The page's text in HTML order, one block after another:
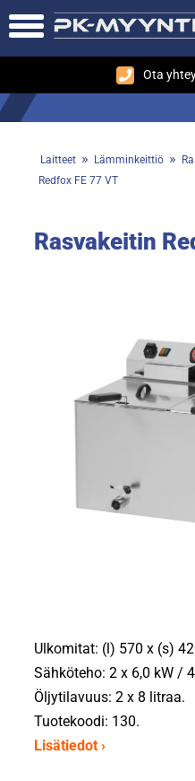
Ota
Laitteet » Lämminkeittiö »
Redfox FE 77 VT
Rasvakeitin
Ulkomitat: (l) 570 x (s)
Sähköteho: 2 x 6,0 kW /
Öljytilavuus: 2 x 8 litraa.
Tuotekoodi: 130.
Lisätiedot ›